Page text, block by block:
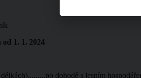
1. 1. 2024
dohodě s lesním